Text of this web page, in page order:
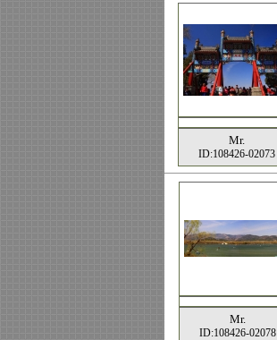
Mr.
ID:108426-02073
Mr.
ID:108426-02078